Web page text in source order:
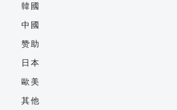
韓國
中國
赞助
日本
歐美
其他